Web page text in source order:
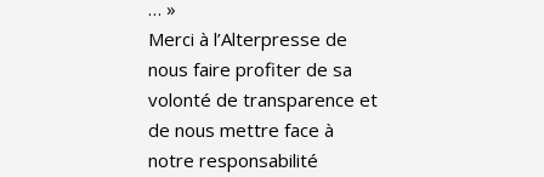
… »
Merci à l’Alterpresse de
nous faire profiter de sa
volonté de transparence et
de nous mettre face à
notre responsabilité